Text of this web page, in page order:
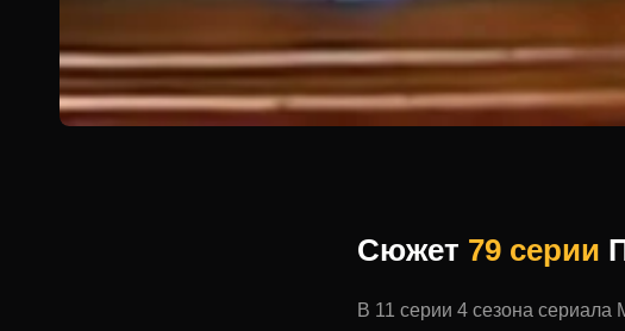
Сюжет 79 серии
В 11 серии 4 сезона